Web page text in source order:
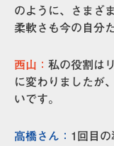
のように、
さまざ
柔軟さ も今の自分
西山： 私の役割は
に変わりましたが
いです。
高橋さん： 1回目